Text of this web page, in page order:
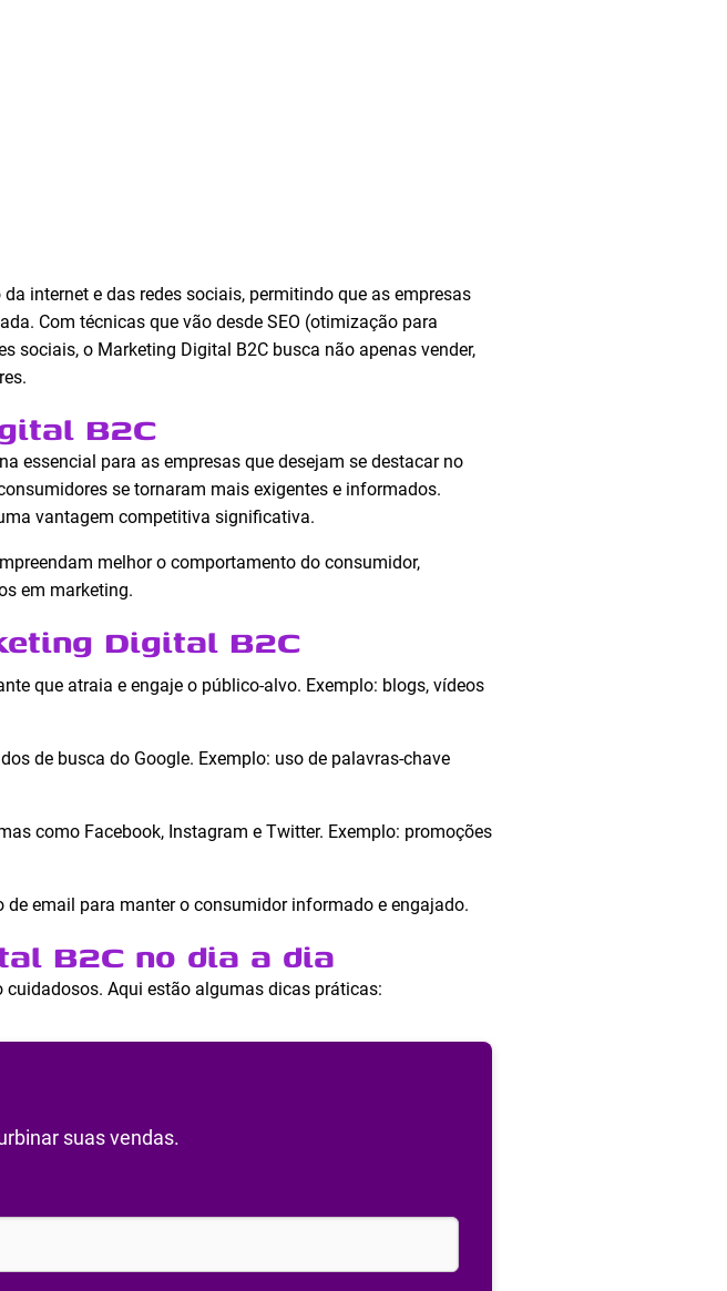
internet e das redes sociais, permitindo que as empresas
Com técnicas que vão desde SEO (otimização para
sociais, o Marketing Digital B2C busca não apenas vender,
B2C
essencial para as empresas que desejam se destacar no
se tornaram mais exigentes e informados.
vantagem competitiva significativa.
melhor o comportamento do consumidor,
em marketing.
Digital B2C
que atraia e engaje o público-alvo. Exemplo: blogs, vídeos
de busca do Google. Exemplo: uso de palavras-chave
como Facebook, Instagram e Twitter. Exemplo: promoções
de email para manter o consumidor informado e engajado.
B2C no dia a dia
Aqui estão algumas dicas práticas:
suas vendas.